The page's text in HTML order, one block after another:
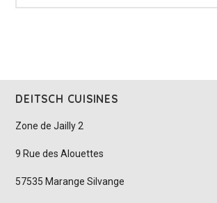
DEITSCH CUISINES
Zone de Jailly 2
9 Rue des Alouettes
57535 Marange Silvange